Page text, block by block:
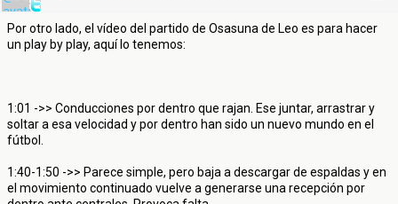
Por otro lado, el vídeo del partido de Osasuna de Leo es para hacer
un play by play, aquí lo tenemos:
1:01 ->> Conducciones por dentro que rajan. Ese juntar, arrastrar y
soltar a esa velocidad y por dentro han sido un nuevo mundo en el
fútbol.
1:40-1:50 ->> Parece simple, pero baja a descargar de espaldas y en
el movimiento continuado vuelve a generarse una recepción por